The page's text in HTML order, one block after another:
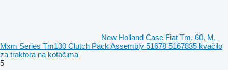
New Holland Case Fiat Tm, 60, M,
Mxm Series Tm130 Clutch Pack Assembly 51678 5167835 kvačilo
za traktora na kotačima
5